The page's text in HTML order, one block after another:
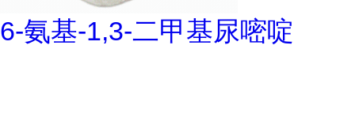
6-氨基-1,3-二甲基尿嘧啶